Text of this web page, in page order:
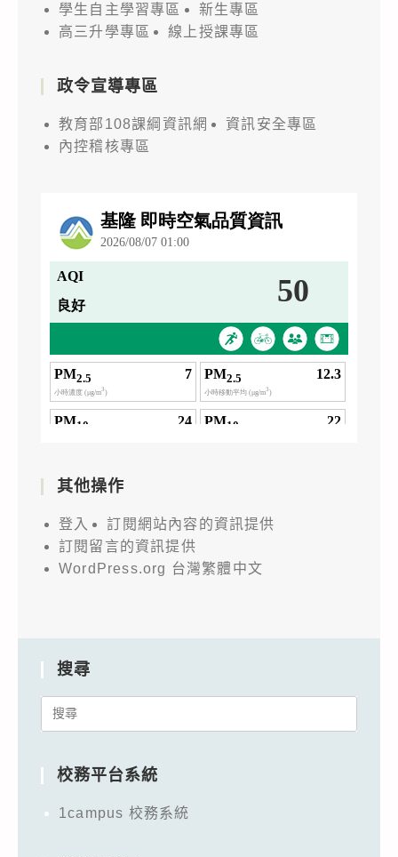
學生自主學習專區
新生專區
高三升學專區
線上授課專區
政令宣導專區
教育部108課綱資訊網
資訊安全專區
內控稽核專區
其他操作
登入
訂閱網站內容的資訊提供
訂閱留言的資訊提供
WordPress.org 台灣繁體中文
搜尋
Search
校務平台系統
1campus 校務系統